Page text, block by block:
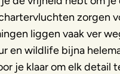
zorgen
liggen vaak ver
en wildlife bijna
je klaar om elk detail